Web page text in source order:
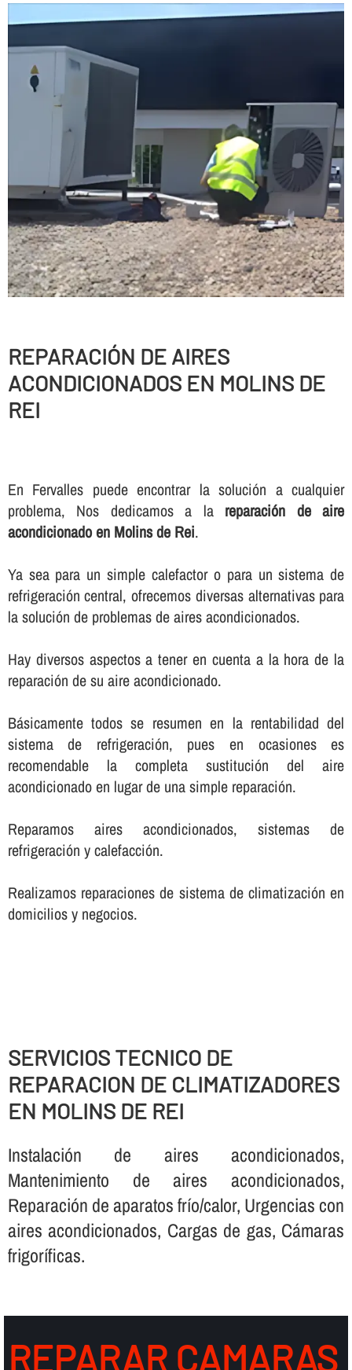
REPARACIÓN DE AIRES
ACONDICIONADOS EN MOLINS DE
REI
En Fervalles puede encontrar la solución a cualquier
problema, Nos dedicamos a la reparación de aire
acondicionado en Molins de Rei.
Ya sea para un simple calefactor o para un sistema de
refrigeración central, ofrecemos diversas alternativas para
la solución de problemas de aires acondicionados.
Hay diversos aspectos a tener en cuenta a la hora de la
reparación de su aire acondicionado.
Básicamente todos se resumen en la rentabilidad del
sistema de refrigeración, pues en ocasiones es
recomendable la completa sustitución del aire
acondicionado en lugar de una simple reparación.
Reparamos aires acondicionados, sistemas de
refrigeración y calefacción.
Realizamos reparaciones de sistema de climatización en
domicilios y negocios.
SERVICIOS TECNICO DE
REPARACION DE CLIMATIZADORES
EN MOLINS DE REI
Instalación de aires acondicionados,
Mantenimiento de aires acondicionados,
Reparación de aparatos frí­o/calor, Urgencias con
aires acondicionados, Cargas de gas, Cámaras
frigorí­ficas.
REPARAR CAMARAS